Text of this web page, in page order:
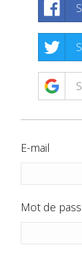
E-mail
Mot de